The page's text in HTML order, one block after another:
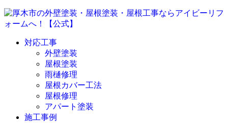
対応工事
外壁塗装
屋根塗装
雨樋修理
屋根カバー工法
屋根修理
アパート塗装
施工事例